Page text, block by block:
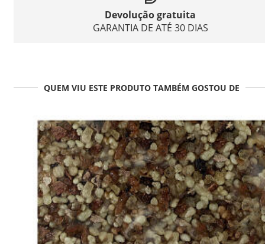
Devolução gratuita
GARANTIA DE ATÉ 30 DIAS
QUEM VIU ESTE PRODUTO TAMBÉM GOSTOU DE